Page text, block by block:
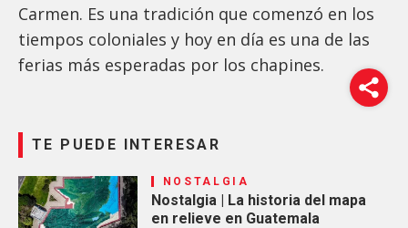
Carmen. Es una tradición que comenzó en los
tiempos coloniales y hoy en día es una de las
ferias más esperadas por los chapines.
TE PUEDE INTERESAR
NOSTALGIA
Nostalgia | La historia del mapa
en relieve en Guatemala